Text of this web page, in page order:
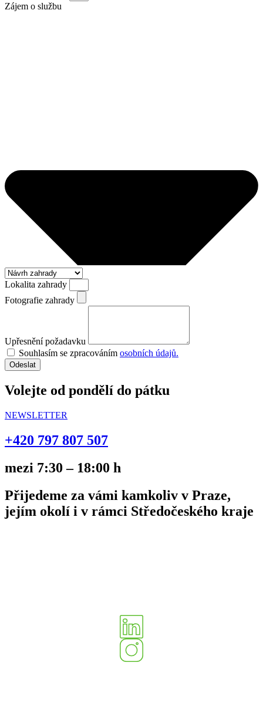
Zájem o službu
Lokalita zahrady
Fotografie zahrady
Upřesnění požadavku
Souhlasím se zpracováním osobních údajů.
Odeslat
Volejte od pondělí do pátku
NEWSLETTER
+420 797 807 507
mezi 7:30 – 18:00 h
Přijedeme za vámi kamkoliv v Praze,
jejím okolí i v rámci Středočeského kraje